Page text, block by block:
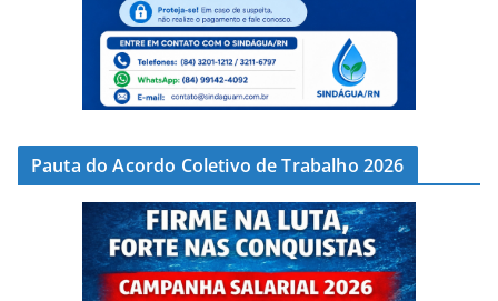
Pauta do Acordo Coletivo de Trabalho 2026